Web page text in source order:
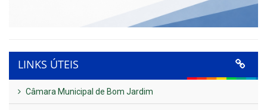
LINKS ÚTEIS
Câmara Municipal de Bom Jardim